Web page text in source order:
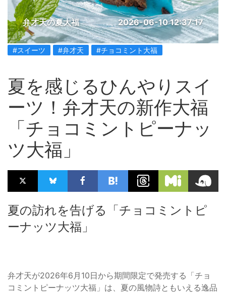
弁才天の夏大福 2026-06-10 12:37:17
#スイーツ #弁才天 #チョコミント大福
夏を感じるひんやりスイ
ーツ！弁才天の新作大福
「チョコミントピーナッ
ツ大福」
夏の訪れを告げる「チョコミントピ
ーナッツ大福」
弁才天が2026年6月10日から期間限定で発売する「チョ
コミントピーナッツ大福」は、夏の風物詩ともいえる逸品